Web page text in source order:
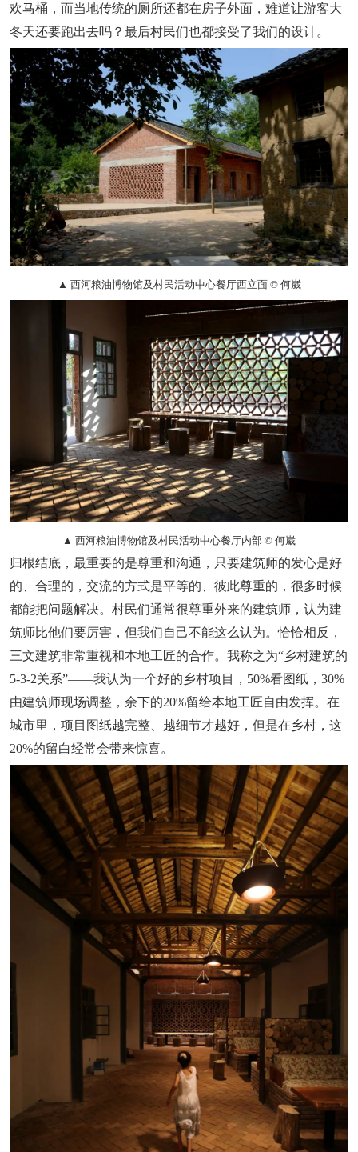
欢马桶，而当地传统的厕所还都在房子外面，难道让游客大
冬天还要跑出去吗？最后村民们也都接受了我们的设计。
▲ 西河粮油博物馆及村民活动中心餐厅西立面 © 何崴
▲ 西河粮油博物馆及村民活动中心餐厅内部 © 何崴
归根结底，最重要的是尊重和沟通， 只要建筑师的发心是好
的、合理的，交流的方式是平等的、彼此尊重的，很多时候
都能把问题解决。村民们通常很尊重外来的建筑师，认为建
筑师比他们要厉害，但我们自己不能这么认为。恰恰相反，
三文建筑非常重视和本地工匠的合作。我称之为“乡村建筑的
5-3-2关系”——我认为一个好的乡村项目，50%看图纸，30%
由建筑师现场调整，余下的20%留给本地工匠自由发挥。在
城市里，项目图纸越完整、越细节才越好，但是在乡村， 这
20%的留白经常会带来惊喜。